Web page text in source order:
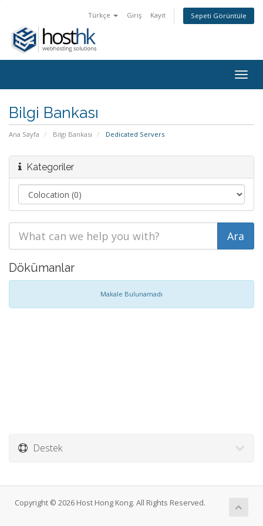
Türkçe Giriş Kayıt Sepeti Görüntüle
Bilgi Bankası
Ana Sayfa Bilgi Bankası Dedicated Servers
Kategoriler
Dökümanlar
Makale Bulunamadı
Destek
Copyright © 2026 Host Hong Kong. All Rights Reserved.